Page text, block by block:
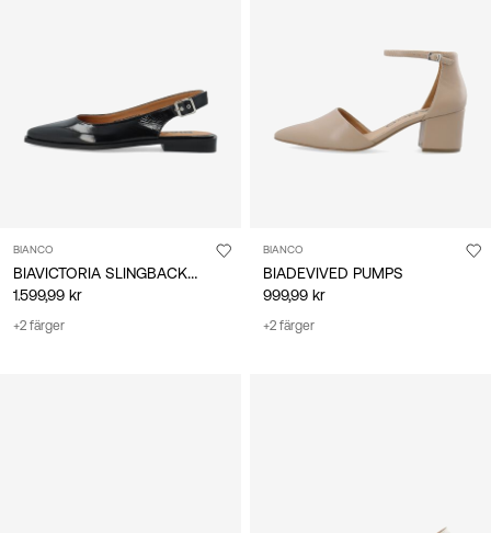
BIANCO
1.599,99 kr
+2 färger
BIANCO
BIADEVIVED PUMPS
999,99 kr
+2 färger